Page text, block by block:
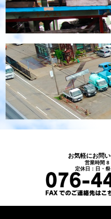
お気軽にお問
営業時間 8
定休日：日・